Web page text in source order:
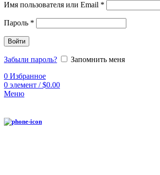
Имя пользователя или Email *
Пароль *
Войти
Забыли пароль?
Запомнить меня
0 Избранное
0 элемент / $0.00
Меню